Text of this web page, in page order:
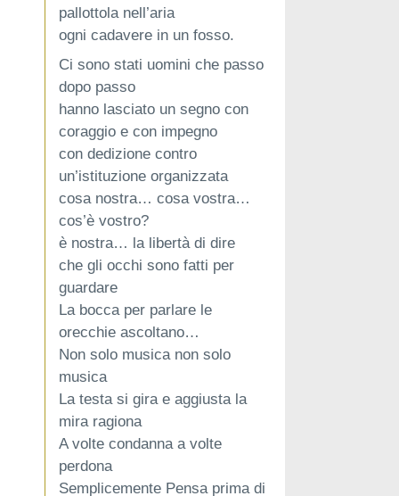
pallottola nell’aria
ogni cadavere in un fosso.
Ci sono stati uomini che passo
dopo passo
hanno lasciato un segno con
coraggio e con impegno
con dedizione contro
un’istituzione organizzata
cosa nostra… cosa vostra…
cos’è vostro?
è nostra… la libertà di dire
che gli occhi sono fatti per
guardare
La bocca per parlare le
orecchie ascoltano…
Non solo musica non solo
musica
La testa si gira e aggiusta la
mira ragiona
A volte condanna a volte
perdona
Semplicemente Pensa prima di